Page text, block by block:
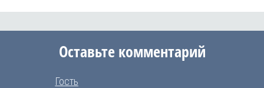
Оставьте комментарий
Гость